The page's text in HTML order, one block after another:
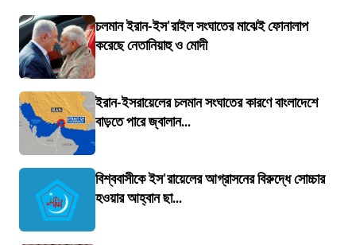
চলমান ইরান-ইস'রাইল সংঘাতের মাঝেই ফোনালাপ
করেছে নেতানিয়াহু ও মোদী
ইরান-ইসরায়েলের চলমান সংঘাতের কারণে বাংলাদেশে
বাড়তে পারে জ্বালান...
বিশ্ববাসীকে ইস'রায়েলের আগ্রাসনের বিরুদ্ধে সোচ্চার
হওয়ার আহ্বান ছা...